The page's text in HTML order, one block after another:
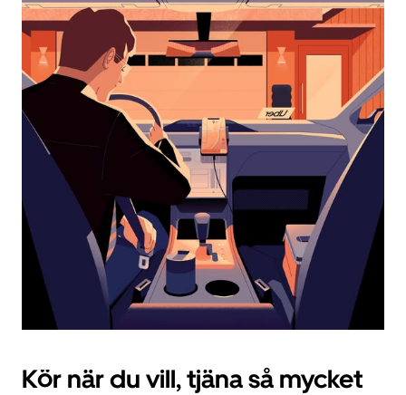
välja
ett
datum.
Tryck
på
ESC-
knappen
för
stänga
kalendern.
Kör när du vill, tjäna så mycket